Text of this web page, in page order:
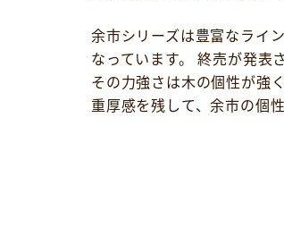
余市シリーズは豊富なライ
なっています。 終売が発表
その力強さは木の個性が強
重厚感を残して、余市の個